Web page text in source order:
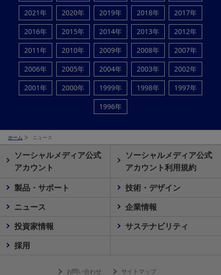
2021年
2020年 2019年 2018年
2017年
2016年
2015年 2014年 2013年
2012年
2011年
2010年 2009年 2008年
2007年
2006年
2005年 2004年 2003年
2002年
2001年
2000年 1999年 1998年
1997年
1996年
ホーム ニュース
ソーシャルメディア公式
アカウント
ソーシャルメディア公式
アカウント利用規約
製品・サポート
技術・デザイン
ニュース
企業情報
投資家情報
サステナビリティ
採用
お問い合わせ サイトマップ